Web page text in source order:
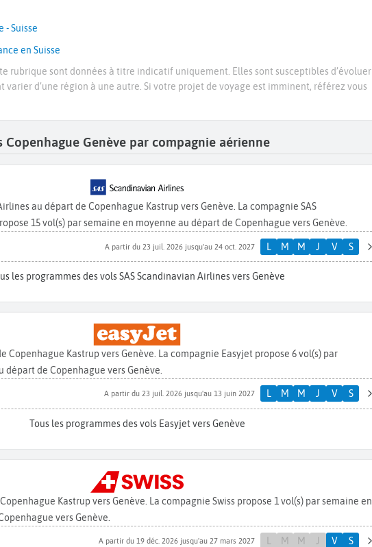
- Suisse
en Suisse
rubrique sont données à titre indicatif uniquement. Elles sont susceptibles d’évoluer
varier d’une région à une autre. Si votre projet de voyage est imminent, référez vous
Genève par compagnie aérienne
au départ de Copenhague Kastrup vers Genève. La compagnie SAS
15 vol(s) par semaine en moyenne au départ de Copenhague vers Genève.
A partir du 23 juil. 2026 jusqu'au 24 oct. 2027 L M M J V S
les programmes des vols SAS Scandinavian Airlines vers Genève
Copenhague Kastrup vers Genève. La compagnie Easyjet propose 6 vol(s) par
départ de Copenhague vers Genève.
A partir du 23 juil. 2026 jusqu'au 13 juin 2027 L M M J V S
Tous les programmes des vols Easyjet vers Genève
Kastrup vers Genève. La compagnie Swiss propose 1 vol(s) par semaine en
vers Genève.
A partir du 19 déc. 2026 jusqu'au 27 mars 2027 M M V S